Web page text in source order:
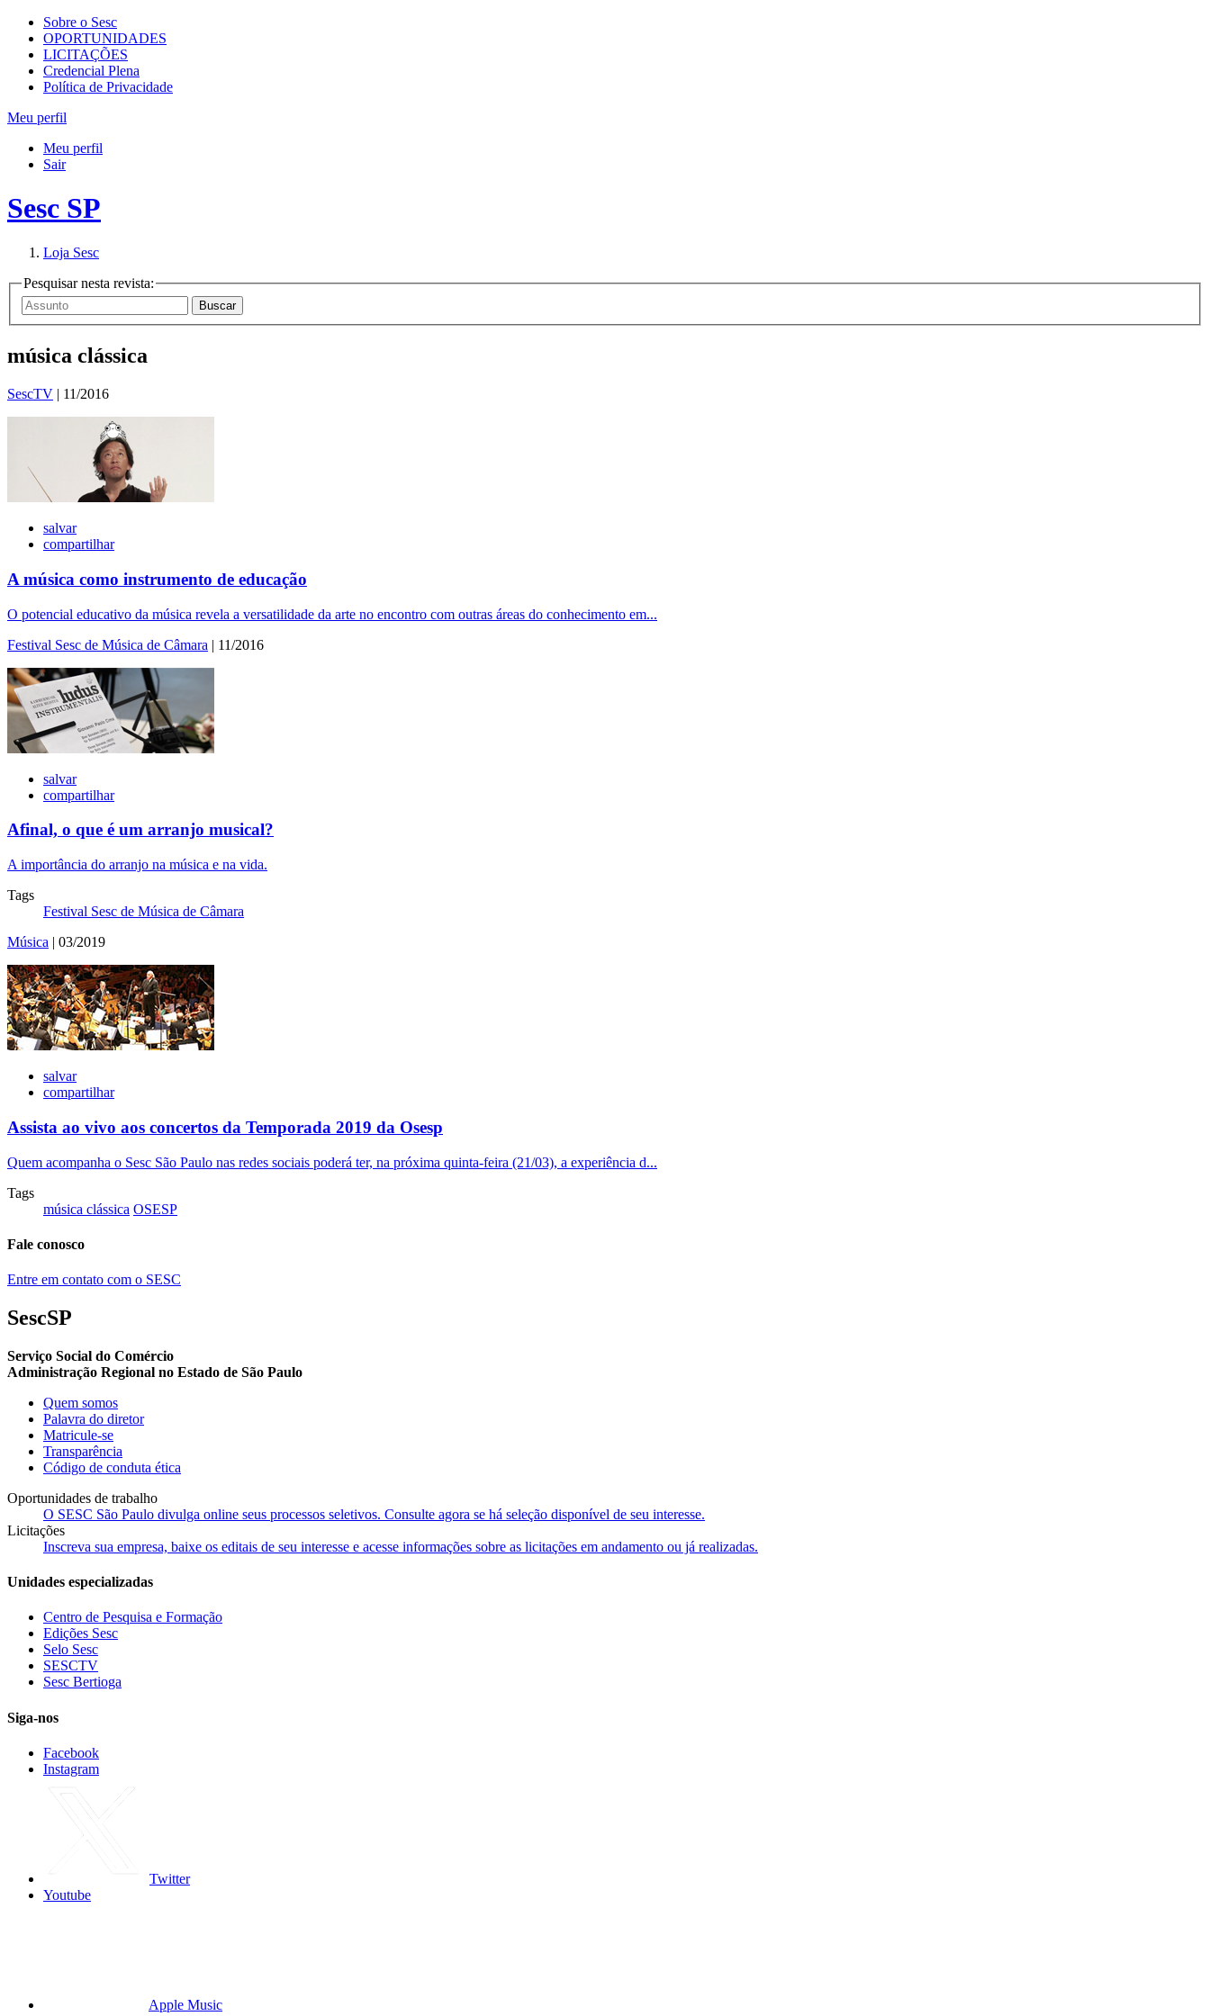
Sobre o Sesc
OPORTUNIDADES
LICITAÇÕES
Credencial Plena
Política de Privacidade
Meu perfil
Meu perfil
Sair
Sesc SP
Loja Sesc
Pesquisar nesta revista:
música clássica
SescTV | 11/2016
salvar
compartilhar
A música como instrumento de educação
O potencial educativo da música revela a versatilidade da arte no encontro com outras áreas do conhecimento em...
Festival Sesc de Música de Câmara | 11/2016
salvar
compartilhar
Afinal, o que é um arranjo musical?
A importância do arranjo na música e na vida.
Tags
Festival Sesc de Música de Câmara
Música | 03/2019
salvar
compartilhar
Assista ao vivo aos concertos da Temporada 2019 da Osesp
Quem acompanha o Sesc São Paulo nas redes sociais poderá ter, na próxima quinta-feira (21/03), a experiência d...
Tags
música clássica OSESP
Fale conosco
Entre em contato com o SESC
SescSP
Serviço Social do Comércio
Administração Regional no Estado de São Paulo
Quem somos
Palavra do diretor
Matricule-se
Transparência
Código de conduta ética
Oportunidades de trabalho
O SESC São Paulo divulga online seus processos seletivos. Consulte agora se há seleção disponível de seu interesse.
Licitações
Inscreva sua empresa, baixe os editais de seu interesse e acesse informações sobre as licitações em andamento ou já realizadas.
Unidades especializadas
Centro de Pesquisa e Formação
Edições Sesc
Selo Sesc
SESCTV
Sesc Bertioga
Siga-nos
Facebook
Instagram
Twitter
Youtube
Apple Music